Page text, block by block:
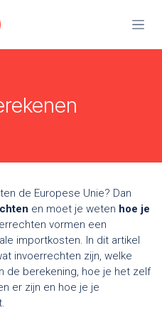
de Europese Unie? Dan
en moet je weten hoe je
vormen een
importkosten. In dit artikel
invoerrechten zijn, welke
de berekening, hoe je het zelf
er zijn en hoe je je